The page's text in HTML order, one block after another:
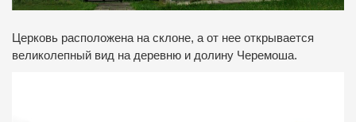
Церковь расположена на склоне, а от нее открывается
великолепный вид на деревню и долину Черемоша.